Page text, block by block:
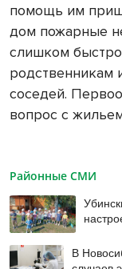
помощь им
дом пожарные
слишком
родственникам
соседей.
вопрос с
Районные СМИ
В